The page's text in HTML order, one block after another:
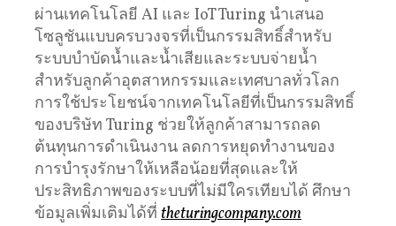
ผ่านเทคโนโลยี AI และ IoT Turing นำเสนอ
โซลูชันแบบครบวงจรที่เป็นกรรมสิทธิ์สำหรับ
ระบบบำบัดน้ำและน้ำเสียและระบบจ่ายน้ำ
สำหรับลูกค้าอุตสาหกรรมและเทศบาลทั่วโลก
การใช้ประโยชน์จากเทคโนโลยีที่เป็นกรรมสิทธิ์
ของบริษัท Turing ช่วยให้ลูกค้าสามารถลด
ต้นทุนการดำเนินงาน ลดการหยุดทำงานของ
การบำรุงรักษาให้เหลือน้อยที่สุดและให้
ประสิทธิภาพของระบบที่ไม่มีใครเทียบได้ ศึกษา
ข้อมูลเพิ่มเติมได้ที่ theturingcompany.com